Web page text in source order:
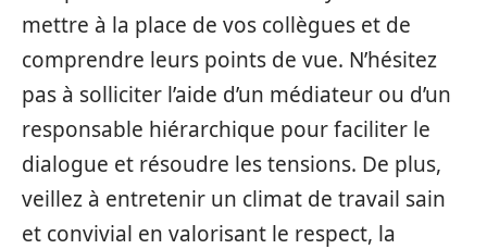
mettre à la place de vos collègues et de
comprendre leurs points de vue. N’hésitez
pas à solliciter l’aide d’un médiateur ou d’un
responsable hiérarchique pour faciliter le
dialogue et résoudre les tensions. De plus,
veillez à entretenir un climat de travail sain
et convivial en valorisant le respect, la